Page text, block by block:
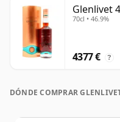
Glenlivet
70cl • 46.9%
4377 € ?
DÓNDE COMPRAR